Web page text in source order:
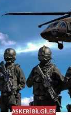
ASKERI BILGILER